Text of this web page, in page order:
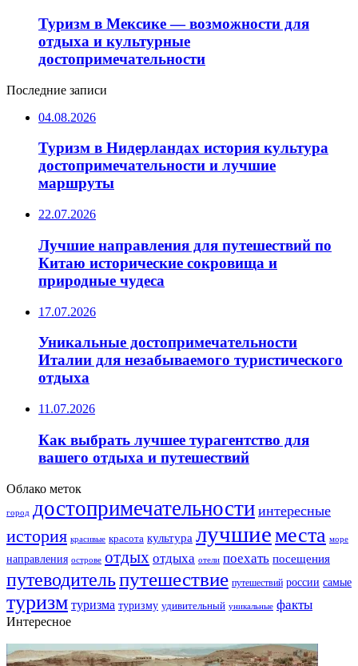
Туризм в Мексике — возможности для
отдыха и культурные
достопримечательности
Последние записи
04.08.2026
Туризм в Нидерландах история культура
достопримечательности и лучшие
маршруты
22.07.2026
Лучшие направления для путешествий по
Китаю исторические сокровища и
природные чудеса
17.07.2026
Уникальные достопримечательности
Италии для незабываемого туристического
отдыха
11.07.2026
Как выбрать лучшее турагентство для
вашего отдыха и путешествий
Облако меток
город достопримечательности интересные
история красивые красота культура лучшиеместа море
направления острове отдых отдыха отели поехать посещения
путеводительпутешествие путешествий россии самые
туризм туризма туризму удивительный уникальные факты
Интересное